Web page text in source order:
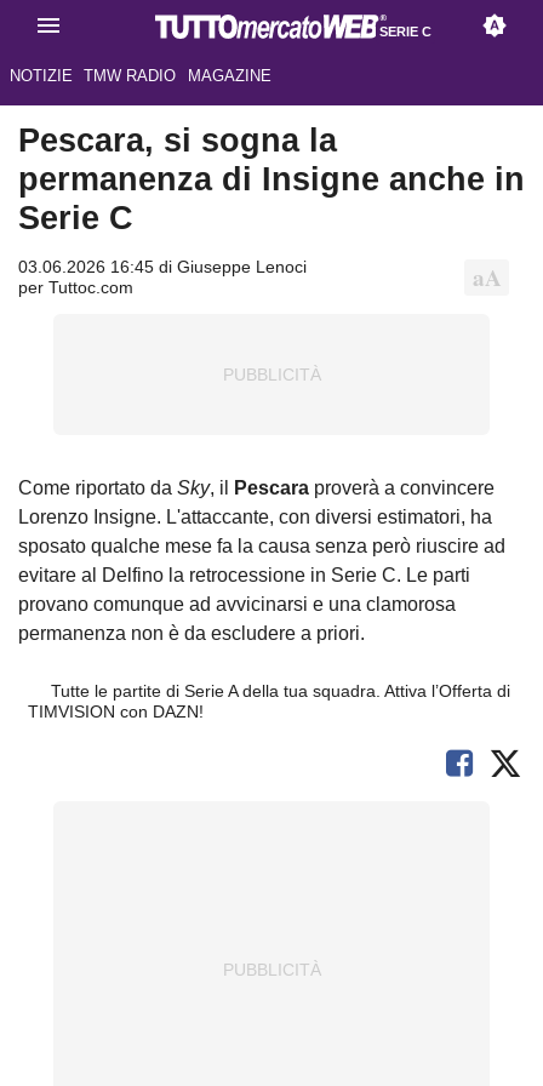
SERIE C
NOTIZIE TMW RADIO MAGAZINE
Pescara, si sogna la
permanenza di Insigne anche in
Serie C
03.06.2026 16:45 di Giuseppe Lenoci
per Tuttoc.com
Come riportato da Sky, il Pescara proverà a convincere
Lorenzo Insigne. L'attaccante, con diversi estimatori, ha
sposato qualche mese fa la causa senza però riuscire ad
evitare al Delfino la retrocessione in Serie C. Le parti
provano comunque ad avvicinarsi e una clamorosa
permanenza non è da escludere a priori.
Tutte le partite di Serie A della tua squadra. Attiva l’Offerta di
TIMVISION con DAZN!